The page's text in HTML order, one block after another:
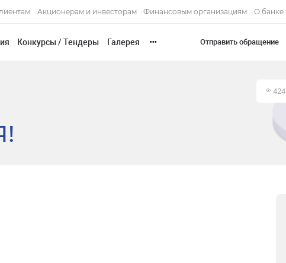
Акционерам и инвесторам Финансовым организациям О банке
Конкурсы / Тендеры Галерея ••• Отправить обращение
424